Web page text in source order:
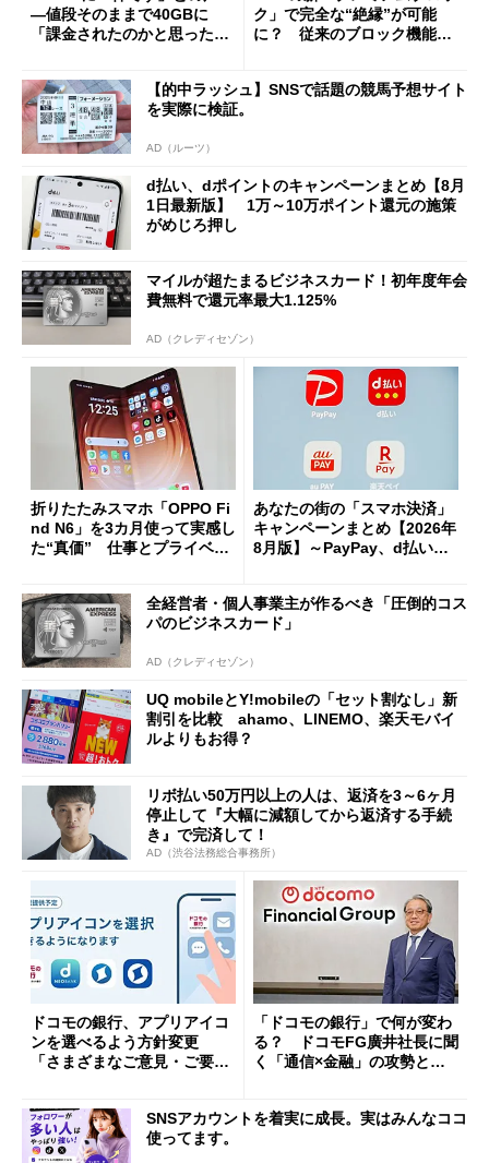
―値段そのままで40GBに
「課金されたのかと思った」
ク」で完全な“絶縁”が可能
に？ 従来のブロック機能と
【的中ラッシュ】SNSで話題の競馬予想サイト
を実際に検証。
AD（ルーツ）
d払い、dポイントのキャンペーンまとめ【8月
1日最新版】 1万～10万ポイント還元の施策
がめじろ押し
マイルが超たまるビジネスカード！初年度年会
費無料で還元率最大1.125%
AD（クレディセゾン）
折りたたみスマホ「OPPO Fi
nd N6」を3カ月使って実感し
た“真価” 仕事とプライベー
あなたの街の「スマホ決済」
キャンペーンまとめ【2026年
8月版】～PayPay、d払い、a
全経営者・個人事業主が作るべき「圧倒的コス
パのビジネスカード」
AD（クレディセゾン）
UQ mobileとY!mobileの「セット割なし」新
割引を比較 ahamo、LINEMO、楽天モバイ
ルよりもお得？
リボ払い50万円以上の人は、返済を3～6ヶ月
停止して『大幅に減額してから返済する手続
き』で完済して！
AD（渋谷法務総合事務所）
ドコモの銀行、アプリアイコ
ンを選べるよう方針変更
「さまざまなご意見・ご要望
「ドコモの銀行」で何が変わ
る？ ドコモFG廣井社長に聞
く「通信×金融」の攻勢とグ
SNSアカウントを着実に成長。実はみんなココ
使ってます。